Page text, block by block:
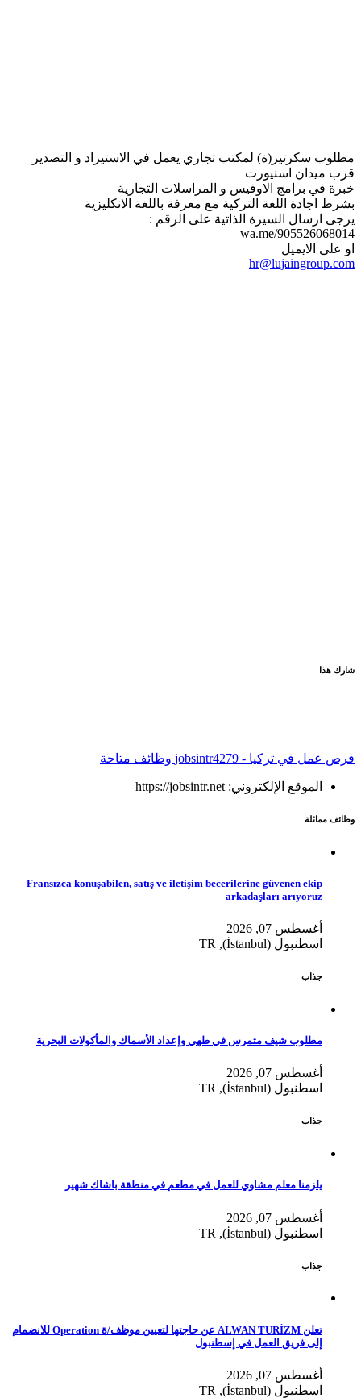
مطلوب سكرتير(ة) لمكتب تجاري يعمل في الاستيراد و التصدير
قرب ميدان اسنيورت
خبرة في برامج الاوفيس و المراسلات التجارية
بشرط اجادة اللغة التركية مع معرفة باللغة الانكليزية
يرجى ارسال السيرة الذاتية على الرقم :
wa.me/905526068014
او على الايميل
hr@lujaingroup.com
شارك هذا
فرص عمل في تركيا - jobsintr 4279 وظائف متاحة
الموقع الإلكتروني: https://jobsintr.net
وظائف مماثلة
Fransızca konuşabilen, satış ve iletişim becerilerine güvenen ekip
arkadaşları arıyoruz
أغسطس 07, 2026
اسطنبول (İstanbul), TR
جذاب
مطلوب شيف متمرس في طهي وإعداد الأسماك والمأكولات البحرية
أغسطس 07, 2026
اسطنبول (İstanbul), TR
جذاب
يلزمنا معلم مشاوي للعمل في مطعم في منطقة باشاك شهير
أغسطس 07, 2026
اسطنبول (İstanbul), TR
جذاب
تعلن ALWAN TURİZM عن حاجتها لتعيين موظف/ة Operation للانضمام
إلى فريق العمل في إسطنبول
أغسطس 07, 2026
اسطنبول (İstanbul), TR